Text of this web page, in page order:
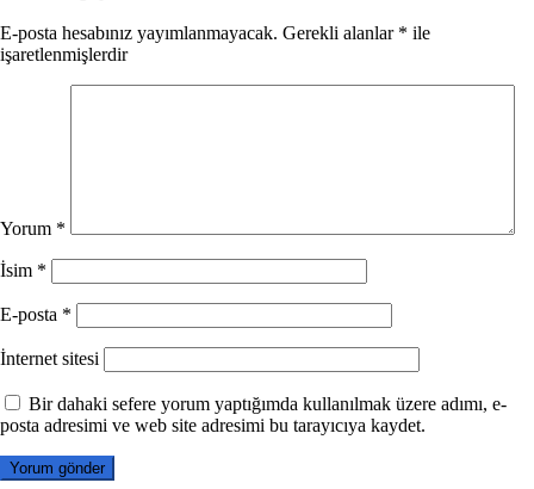
E-posta hesabınız yayımlanmayacak. Gerekli alanlar * ile
işaretlenmişlerdir
Yorum *
İsim *
E-posta *
İnternet sitesi
Bir dahaki sefere yorum yaptığımda kullanılmak üzere adımı, e-
posta adresimi ve web site adresimi bu tarayıcıya kaydet.